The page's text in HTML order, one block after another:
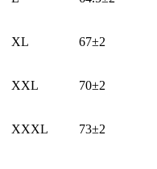
XL 67±2
XXL 70±2
XXXL 73±2